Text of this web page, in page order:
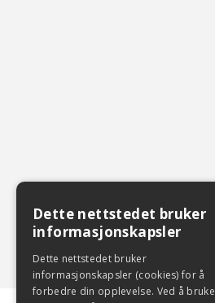
Dette nettstedet bruker
informasjonskapsler
Dette nettstedet bruker
informasjonskapsler (cookies) for å
forbedre din opplevelse. Ved å bruke